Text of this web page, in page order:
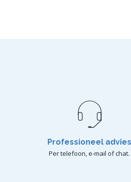
Professioneel advies
Per telefoon, e-mail of chat.